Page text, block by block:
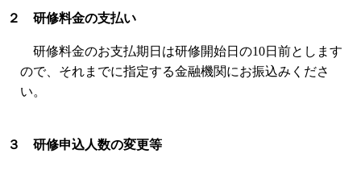
２ 研修料金の支払い
研修料金のお支払期日は研修開始日の10日前とします
ので、それまでに指定する金融機関にお振込みくださ
い。
３ 研修申込人数の変更等